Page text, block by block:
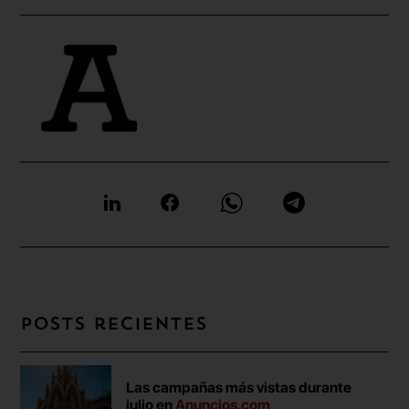
Posts recientes
Las campañas más vistas durante
julio en Anuncios.com